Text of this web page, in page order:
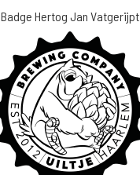
Badge Hertog Jan Vatgerijpt